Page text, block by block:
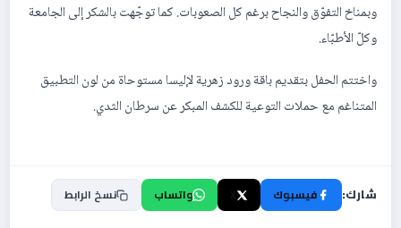
وبمناخ التفوّق والنجاح برغم كل الصعوبات. كما توجّهت بالشكر إلى الجامعة
وكلّ الأطبّاء.
واختتم الحفل بتقديم باقة ورود زهرية لإليسا مستوحاة من لون التطبيق
المتناغم مع حملات التوعية للكشف المبكر عن سرطان الثدي.
شارك: فيسبوك واتساب نسخ الرابط